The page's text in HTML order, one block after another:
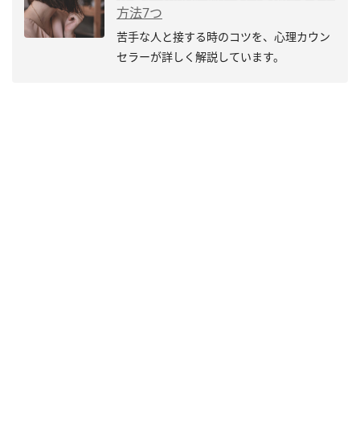
方法7つ
苦手な人と接する時のコツを、心理カウン
セラーが詳しく解説しています。